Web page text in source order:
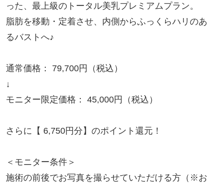
った、最上級のトータル美乳プレミアムプラン。
脂肪を移動・定着させ、内側からふっくらハリのあ
るバストへ♪
通常価格： 79,700円（税込）
↓
モニター限定価格： 45,000円（税込）
さらに【 6,750円分】のポイント還元！
＜モニター条件＞
施術の前後でお写真を撮らせていただける方（※お